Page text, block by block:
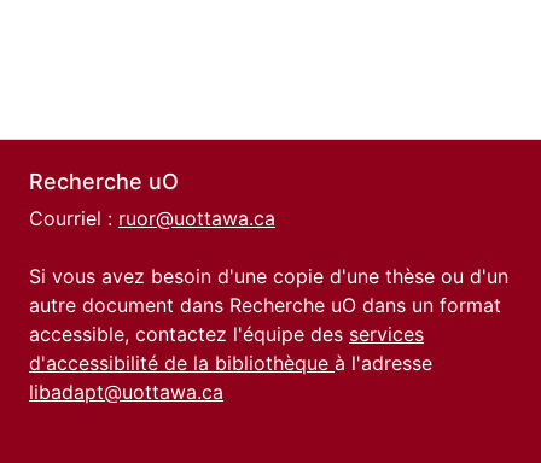
Recherche uO
Courriel : ruor@uottawa.ca
Si vous avez besoin d'une copie d'une thèse ou d'un
autre document dans Recherche uO dans un format
accessible, contactez l'équipe des services
d'accessibilité de la bibliothèque à l'adresse
libadapt@uottawa.ca